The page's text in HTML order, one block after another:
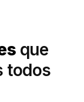
que
todos